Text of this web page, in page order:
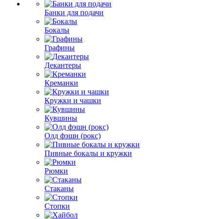
Банки для подачи
Бокалы
Графины
Декантеры
Креманки
Кружки и чашки
Кувшины
Олд фэшн (рокс)
Пивные бокалы и кружки
Рюмки
Стаканы
Стопки